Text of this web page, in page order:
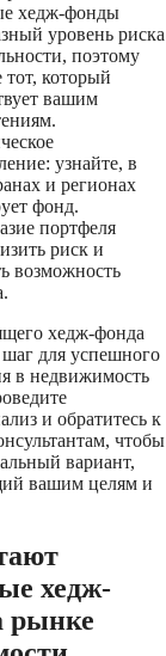
хедж-фонды
уровень риска
поэтому
тот, который
вашим
узнайте, в
и регионах
фонд.
портфеля
риск и
возможность
хедж-фонда
для успешного
в недвижимость
и обратитесь к
чтобы
вариант,
вашим целям и
хедж-
рынке